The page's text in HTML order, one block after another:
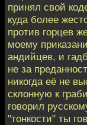
принял свой
куда более
против горцев
моему
андийцев, и
не за
никогда её не
склонную к
говорил
"тонкости" ты